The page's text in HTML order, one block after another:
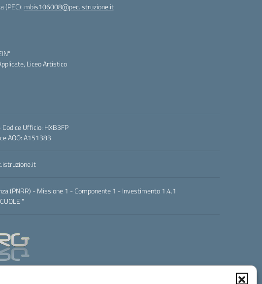
(PEC): mbis106008@pec.istruzione.it
Liceo Artistico
Ufficio: HXB3FP
AOO: A151383
(PNRR) - Missione 1 - Componente 1 - Investimento 1.4.1
"